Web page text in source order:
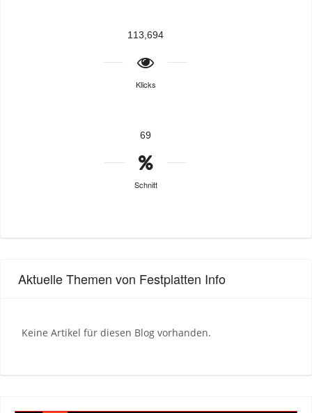
113,694
Klicks
69
Schnitt
Aktuelle Themen von Festplatten Info
Keine Artikel für diesen Blog vorhanden.